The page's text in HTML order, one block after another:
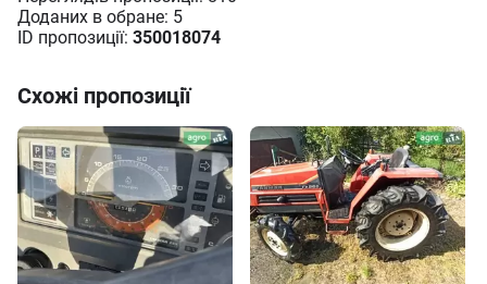
Доданих в oбране: 5
ID пропозиції: 350018074
Схожі пропозиції